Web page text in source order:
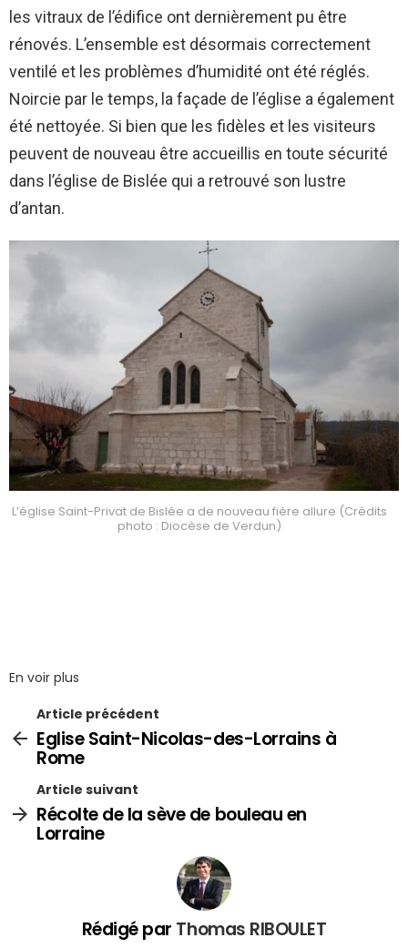
les vitraux de l’édifice ont dernièrement pu être
rénovés. L’ensemble est désormais correctement
ventilé et les problèmes d’humidité ont été réglés.
Noircie par le temps, la façade de l’église a également
été nettoyée. Si bien que les fidèles et les visiteurs
peuvent de nouveau être accueillis en toute sécurité
dans l’église de Bislée qui a retrouvé son lustre
d’antan.
L’église Saint-Privat de Bislée a de nouveau fière allure (Crédits
photo : Diocèse de Verdun)
En voir plus
Article précédent
Eglise Saint-Nicolas-des-Lorrains à
Rome
Article suivant
Récolte de la sève de bouleau en
Lorraine
Rédigé par Thomas RIBOULET